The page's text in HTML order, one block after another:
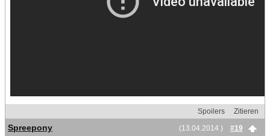
Spoilers
Zitieren
(13.04.2014 )
#19
Spreepony